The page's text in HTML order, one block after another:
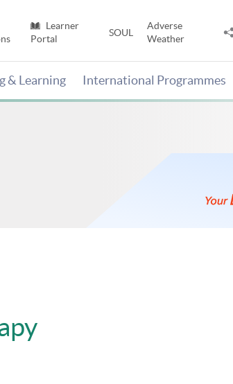
Learner
Portal
SOUL
Adverse
Weather
& Learning International Programmes